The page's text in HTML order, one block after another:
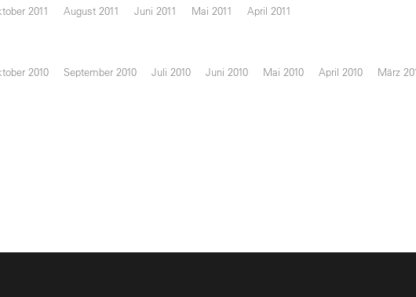
2011 August 2011 Juni 2011 Mai 2011 April 2011
2010 September 2010 Juli 2010 Juni 2010 Mai 2010 April 2010 März